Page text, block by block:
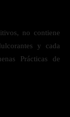
no contiene
y cada
Prácticas de